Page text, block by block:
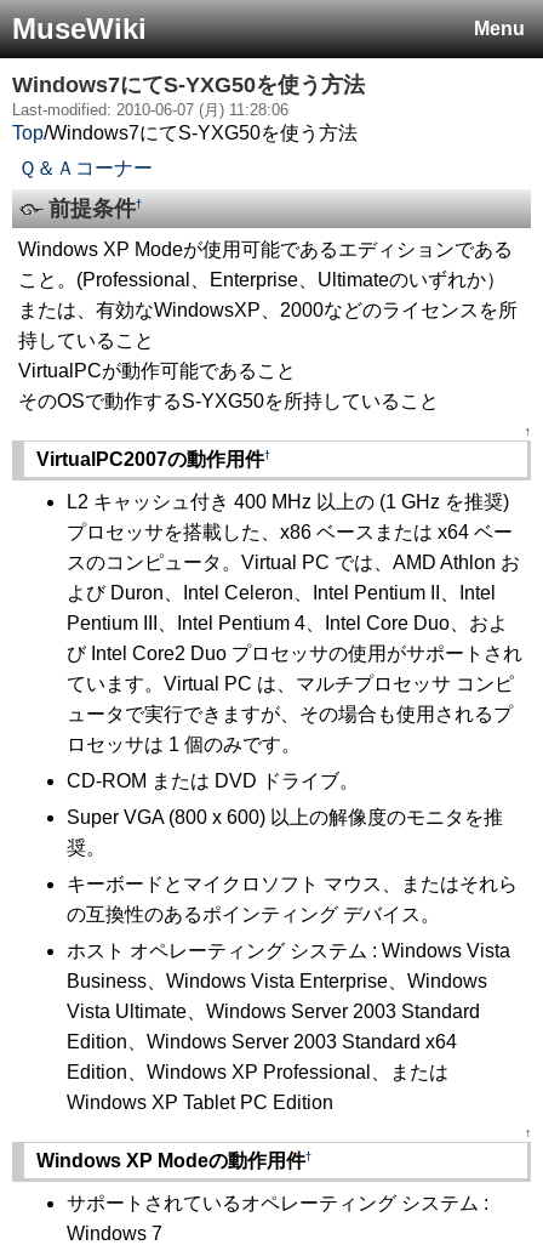
Menu
MuseWiki
Windows7にてS-YXG50を使う方法
Last-modified: 2010-06-07 (月) 11:28:06
Top/Windows7にてS-YXG50を使う方法
Ｑ＆Ａコーナー
前提条件†
Windows XP Modeが使用可能であるエディションである
こと。(Professional、Enterprise、Ultimateのいずれか）
または、有効なWindowsXP、2000などのライセンスを所
持していること
VirtualPCが動作可能であること
そのOSで動作するS-YXG50を所持していること
↑
VirtualPC2007の動作用件†
L2 キャッシュ付き 400 MHz 以上の (1 GHz を推奨)
プロセッサを搭載した、x86 ベースまたは x64 ベー
スのコンピュータ。Virtual PC では、AMD Athlon お
よび Duron、Intel Celeron、Intel Pentium II、Intel
Pentium III、Intel Pentium 4、Intel Core Duo、およ
び Intel Core2 Duo プロセッサの使用がサポートされ
ています。Virtual PC は、マルチプロセッサ コンピ
ュータで実行できますが、その場合も使用されるプ
ロセッサは 1 個のみです。
CD-ROM または DVD ドライブ。
Super VGA (800 x 600) 以上の解像度のモニタを推
奨。
キーボードとマイクロソフト マウス、またはそれら
の互換性のあるポインティング デバイス。
ホスト オペレーティング システム : Windows Vista
Business、Windows Vista Enterprise、Windows
Vista Ultimate、Windows Server 2003 Standard
Edition、Windows Server 2003 Standard x64
Edition、Windows XP Professional、または
Windows XP Tablet PC Edition
↑
Windows XP Modeの動作用件†
サポートされているオペレーティング システム :
Windows 7